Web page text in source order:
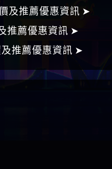
及推薦優惠資訊 ➤
推薦優惠資訊 ➤
及推薦優惠資訊 ➤